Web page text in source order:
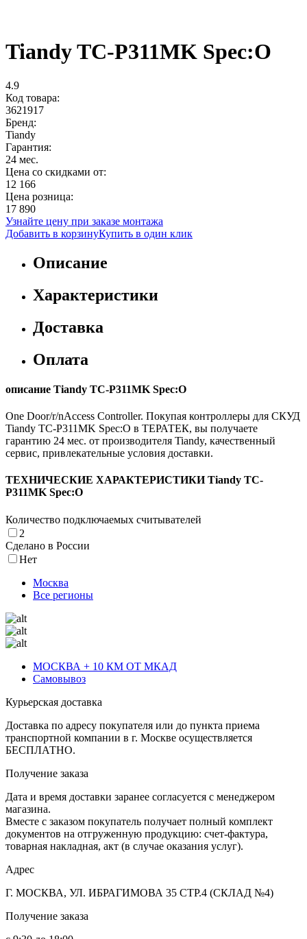
Tiandy TC-P311MK Spec:O
4.9
Код товара:
3621917
Бренд:
Tiandy
Гарантия:
24 мес.
Цена со скидками от:
12 166
Цена розница:
17 890
Узнайте цену при заказе монтажа
Добавить в корзинуКупить в один клик
Описание
Характеристики
Доставка
Оплата
описание Tiandy TC-P311MK Spec:O
One Door/r/nAccess Controller. Покупая контроллеры для СКУД
Tiandy TC-P311MK Spec:O в ТЕРАТЕК, вы получаете
гарантию 24 мес. от производителя Tiandy, качественный
сервис, привлекательные условия доставки.
ТЕХНИЧЕСКИЕ ХАРАКТЕРИСТИКИ Tiandy TC-
P311MK Spec:O
Количество подключаемых считывателей
2
Cделано в России
Нет
Москва
Все регионы
МОСКВА + 10 КМ ОТ МКАД
Самовывоз
Курьерская доставка
Доставка по адресу покупателя или до пункта приема
транспортной компании в г. Москве осуществляется
БЕСПЛАТНО.
Получение заказа
Дата и время доставки заранее согласуется с менеджером
магазина.
Вместе с заказом покупатель получает полный комплект
документов на отгруженную продукцию: счет-фактура,
товарная накладная, акт (в случае оказания услуг).
Адрес
Г. МОСКВА, УЛ. ИБРАГИМОВА 35 СТР.4 (СКЛАД №4)
Получение заказа